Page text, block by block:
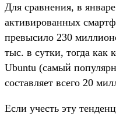
Для сравнения, в
активированных
превысило 230
тыс. в сутки, тогда как
Ubuntu (самый
составляет всего 20
Если учесть эту